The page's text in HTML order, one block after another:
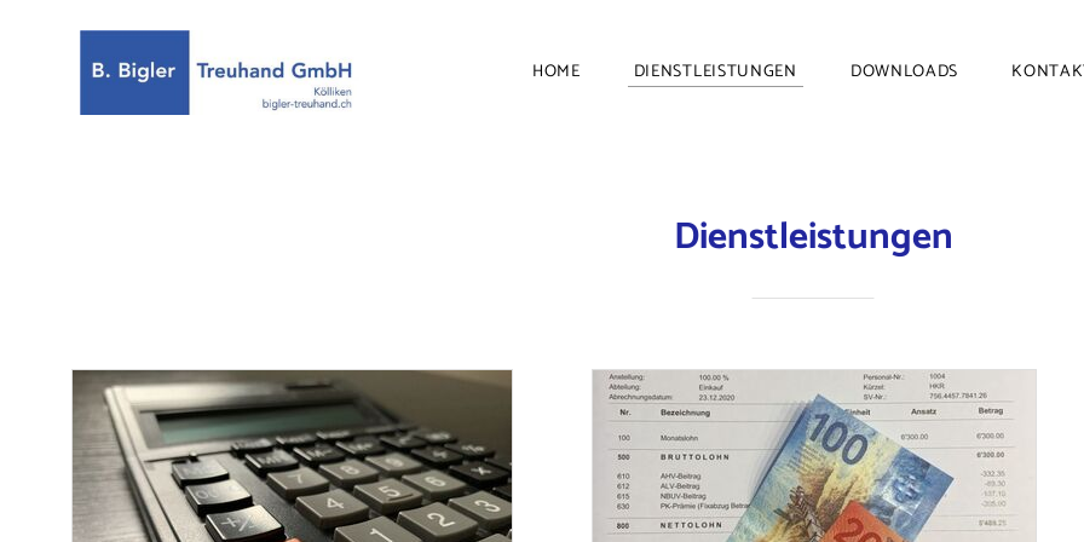
HOME DIENSTLEISTUNGEN DOWNLOADS
Dienstleistungen